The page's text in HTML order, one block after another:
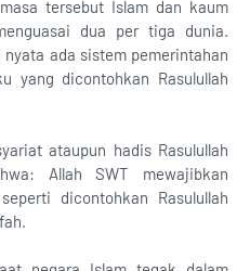
tersebut Islam dan kaum
dua per tiga dunia.
ada sistem pemerintahan
yang dicontohkan Rasulullah
ataupun hadis Rasulullah
Allah SWT mewajibkan
dicontohkan Rasulullah